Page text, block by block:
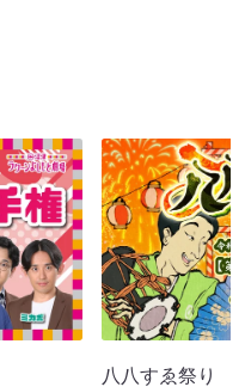
八八すゑ祭り